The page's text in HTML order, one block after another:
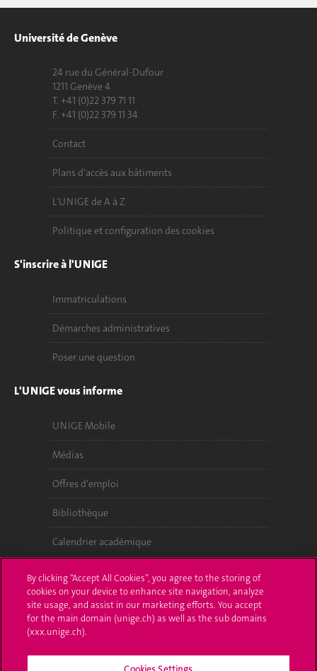
Université de Genève
24 rue du Général-Dufour
1211 Genève 4
T. +41 (0)22 379 71 11
F. +41 (0)22 379 11 34
Contact
Plans d'accès aux bâtiments
L'UNIGE de A à Z
Politique et configuration des cookies
S'inscrire à l'UNIGE
Immatriculations
Démarches administratives
Poser une question
L'UNIGE vous informe
UNIGE Mobile
Médias
Offres d'emploi
Bibliothèque
Calendrier académique
Médias sociaux UNIGE
By clicking “Accept All Cookies”, you agree to the storing of
cookies on your device to enhance site navigation, analyze
site usage, and assist in our marketing efforts. You accept
for the main domain (unige.ch) as well as the sub domains
(xxx.unige.ch).